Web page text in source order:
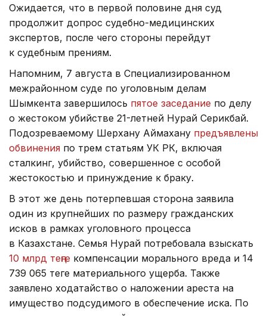
Ожидается, что в первой половине дня суд
продолжит допрос судебно-медицинских
экспертов, после чего стороны перейдут
к судебным прениям.
Напомним, 7 августа в Специализированном
межрайонном суде по уголовным делам
Шымкента завершилось пятое заседание по делу
о жестоком убийстве 21-летней Нурай Серикбай.
Подозреваемому Шерхану Аймахану предъявлены
обвинения по трем статьям УК РК, включая
сталкинг, убийство, совершенное с особой
жестокостью и принуждение к браку.
В этот же день потерпевшая сторона заявила
один из крупнейших по размеру гражданских
исков в рамках уголовного процесса
в Казахстане. Семья Нурай потребовала взыскать
10 млрд теңге компенсации морального вреда и 14
739 065 теңге материального ущерба. Также
заявлено ходатайство о наложении ареста на
имущество подсудимого в обеспечение иска. По